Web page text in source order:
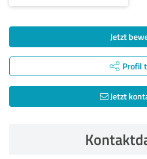
Jetzt
Profil
Jetzt